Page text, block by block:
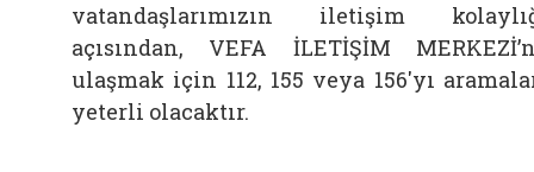
vatandaşlarımızın iletişim
açısından, VEFA İLETİŞİM
ulaşmak için 112, 155 veya 156'yı
yeterli olacaktır.